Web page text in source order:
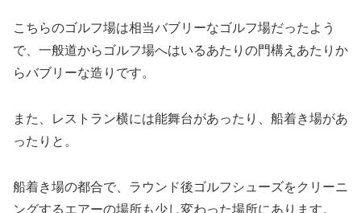
こちらのゴルフ場は相当バブリーなゴルフ場だったよう
で、一般道からゴルフ場へはいるあたりの門構えあたりか
らバブリーな造りです。
また、レストラン横には能舞台があったり、船着き場があ
ったりと。
船着き場の都合で、ラウンド後ゴルフシューズをクリーニ
ングするエアーの場所も少し変わった場所にあります。